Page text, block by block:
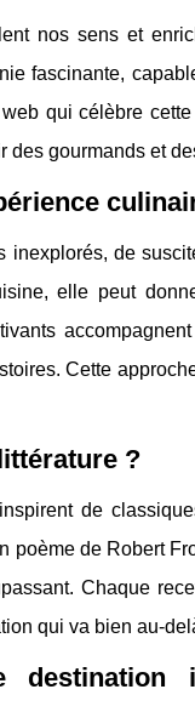
nos sens et
fascinante,
qui célèbre
gourmands et
de
elle peut
Cette
?
de
poème de Robert
Chaque
qui va bien au-
destination